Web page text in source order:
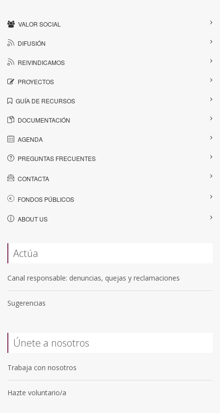
VALOR SOCIAL
DIFUSIÓN
REIVINDICAMOS
PROYECTOS
GUÍA DE RECURSOS
DOCUMENTACIÓN
AGENDA
PREGUNTAS FRECUENTES
CONTACTA
FONDOS PÚBLICOS
ABOUT US
Actúa
Canal responsable: denuncias, quejas y reclamaciones
Sugerencias
Únete a nosotros
Trabaja con nosotros
Hazte voluntario/a